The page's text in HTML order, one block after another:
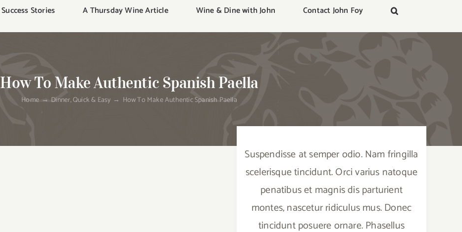
Success Stories A Thursday Wine Article Wine & Dine with John Contact John Foy
How To Make Authentic Spanish Paella
Home Dinner Quick & Easy How To Make Authentic Spanish Paella
Suspendisse at semper odio. Nam fringilla
scelerisque tincidunt. Orci varius natoque
penatibus et magnis dis parturient
montes, nascetur ridiculus mus. Donec
tincidunt posuere ornare. Phasellus